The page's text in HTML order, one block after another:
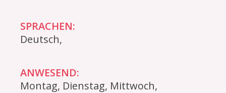
SPRACHEN:
Deutsch,
ANWESEND:
Montag, Dienstag, Mittwoch,